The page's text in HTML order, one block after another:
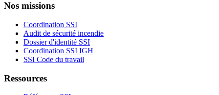
Nos missions
Coordination SSI
Audit de sécurité incendie
Dossier d'identité SSI
Coordination SSI IGH
SSI Code du travail
Ressources